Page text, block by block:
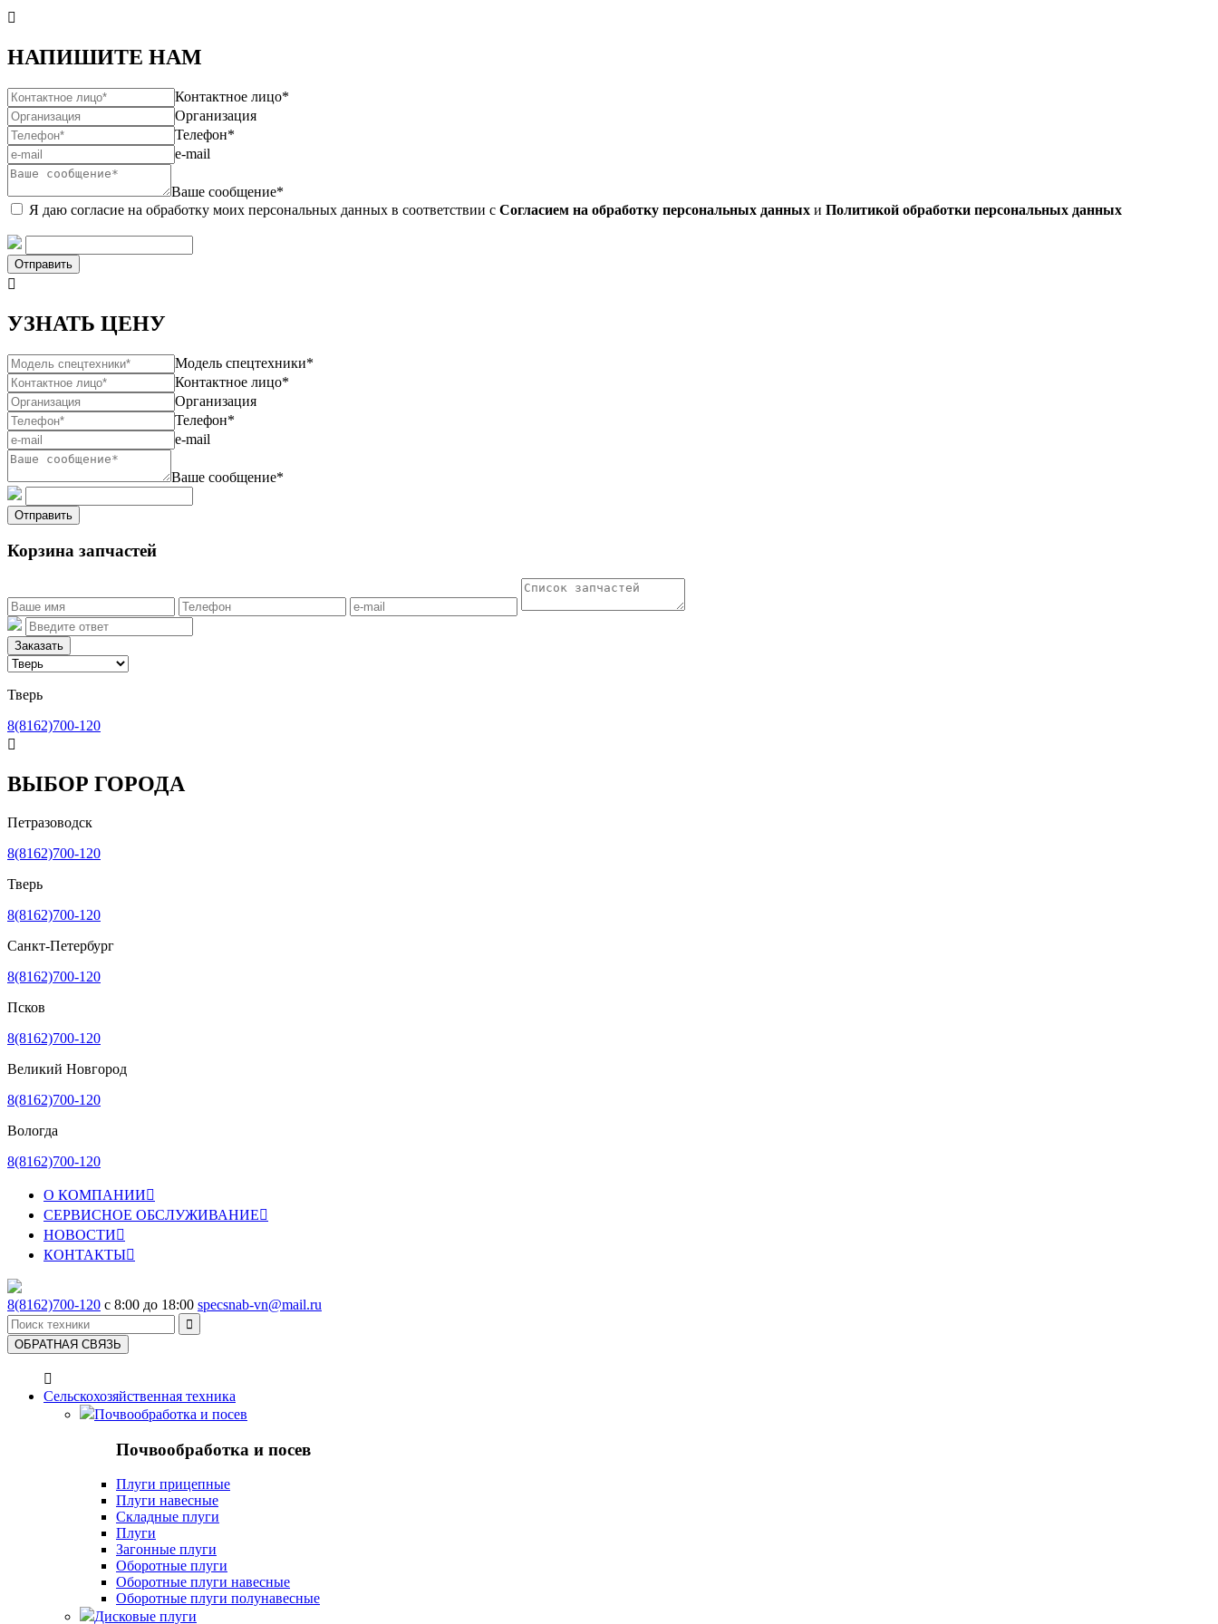

НАПИШИТЕ НАМ
Контактное лицо*
Организация
Телефон*
e-mail
Ваше сообщение*
Я даю согласие на обработку моих персональных данных в соответствии с Согласием на обработку персональных данных и Политикой обработки персональных данных
Отправить

УЗНАТЬ ЦЕНУ
Модель спецтехники*
Контактное лицо*
Организация
Телефон*
e-mail
Ваше сообщение*
Отправить
Корзина запчастей
Заказать
Тверь
8(8162)700-120

ВЫБОР ГОРОДА
Петразоводск
8(8162)700-120
Тверь
8(8162)700-120
Санкт-Петербург
8(8162)700-120
Псков
8(8162)700-120
Великий Новгород
8(8162)700-120
Вологда
8(8162)700-120
О КОМПАНИИ
СЕРВИСНОЕ ОБСЛУЖИВАНИЕ
НОВОСТИ
КОНТАКТЫ
8(8162)700-120 с 8:00 до 18:00 specsnab-vn@mail.ru

ОБРАТНАЯ СВЯЗЬ

Сельскохозяйственная техника
Почвообработка и посев
Почвообработка и посев
Плуги прицепные
Плуги навесные
Складные плуги
Плуги
Загонные плуги
Оборотные плуги
Оборотные плуги навесные
Оборотные плуги полунавесные
Дисковые плуги